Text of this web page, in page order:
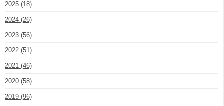
2025 (18)
2024 (26)
2023 (56)
2022 (51)
2021 (46)
2020 (58)
2019 (96)